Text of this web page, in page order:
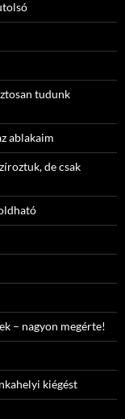
tudunk
ablakaim
de csak
– nagyon megérte!
kiégést